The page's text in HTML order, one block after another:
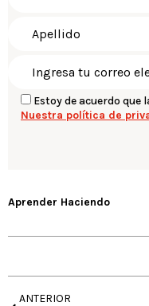
Estoy de acuerdo
Nuestra política de
Aprender Haciendo
ANTERIOR